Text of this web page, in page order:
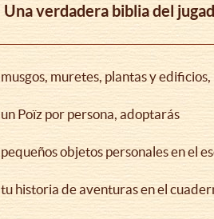
Una verdadera biblia del
musgos, muretes, plantas y edificios,
un Poïz por persona, adoptarás
pequeños objetos personales en el
tu historia de aventuras en el